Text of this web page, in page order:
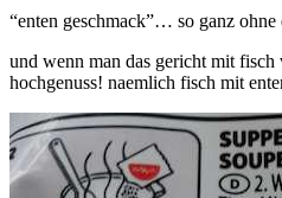
“enten geschmack”… so ganz ohne
und wenn man das gericht mit fisch
hochgenuss! naemlich fisch mit